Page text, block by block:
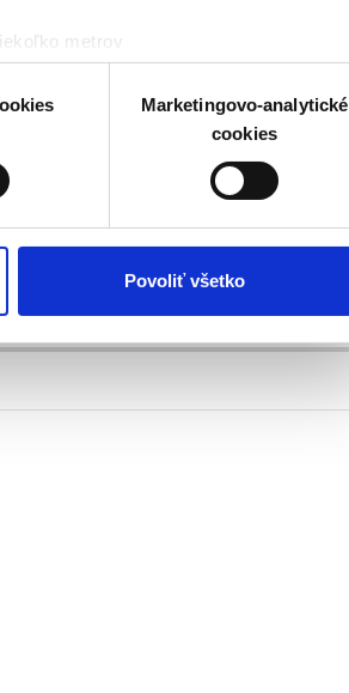
metrov
(odtlačky prstov).
nastaveniami. Súhlas môžete
štatistických a marketingovo-
ochrany súkromia. Odvolanie
odvolaním. Viac informácií o
Marketingovo-analytické
cookies
Povoliť všetko